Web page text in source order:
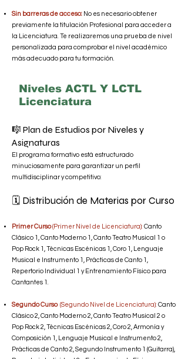
Sin barreras de acceso: No es necesario obtener
previamente la titulación Profesional para acceder a
la Licenciatura. Te realizaremos una prueba de nivel
personalizada para comprobar el nivel académico
más adecuado para tu formación.
🎼 Plan de Estudios por Niveles y
Asignaturas
El programa formativo está estructurado
minuciosamente para garantizar un perfil
multidisciplinar y competitivo:
🗓️ Distribución de Materias por Curso
Primer Curso(Primer Nivel de Licenciatura): Canto
Clásico 1, Canto Moderno 1, Canto Teatro Musical 1 o
Pop Rock 1, Técnicas Escénicas 1, Coro 1, Lenguaje
Musical e Instrumento 1, Prácticas de Canto 1,
Repertorio Individual 1 y Entrenamiento Físico para
Cantantes 1.
Segundo Curso (Segundo Nivel de Licenciatura): Canto
Clásico 2, Canto Moderno 2, Canto Teatro Musical 2 o
Pop Rock 2, Técnicas Escénicas 2, Coro 2, Armonía y
Composición 1, Lenguaje Musical e Instrumento 2,
Prácticas de Canto 2, Segundo Instrumento 1 (Guitarra),
Niveles ACTL Y LCTL
Licenciatura